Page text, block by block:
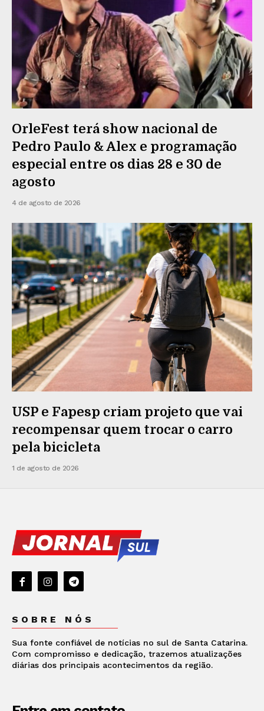
OrleFest terá show nacional de
Pedro Paulo & Alex e programação
especial entre os dias 28 e 30 de
agosto
4 de agosto de 2026
USP e Fapesp criam projeto que vai
recompensar quem trocar o carro
pela bicicleta
1 de agosto de 2026
SOBRE NÓS
Sua fonte confiável de notícias no sul de Santa Catarina.
Com compromisso e dedicação, trazemos atualizações
diárias dos principais acontecimentos da região.